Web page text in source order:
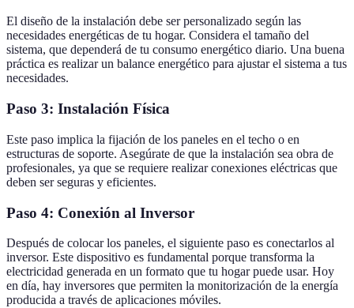
El diseño de la instalación debe ser personalizado según las
necesidades energéticas de tu hogar. Considera el tamaño del
sistema, que dependerá de tu consumo energético diario. Una buena
práctica es realizar un balance energético para ajustar el sistema a tus
necesidades.
Paso 3: Instalación Física
Este paso implica la fijación de los paneles en el techo o en
estructuras de soporte. Asegúrate de que la instalación sea obra de
profesionales, ya que se requiere realizar conexiones eléctricas que
deben ser seguras y eficientes.
Paso 4: Conexión al Inversor
Después de colocar los paneles, el siguiente paso es conectarlos al
inversor. Este dispositivo es fundamental porque transforma la
electricidad generada en un formato que tu hogar puede usar. Hoy
en día, hay inversores que permiten la monitorización de la energía
producida a través de aplicaciones móviles.